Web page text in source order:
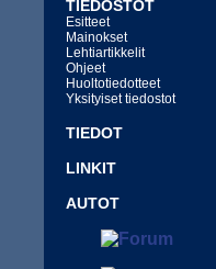
TIEDOSTOT
Esitteet
Mainokset
Lehtiartikkelit
Ohjeet
Huoltotiedotteet
Yksityiset tiedostot
TIEDOT
LINKIT
AUTOT